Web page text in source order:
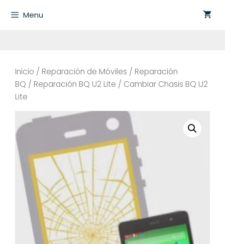
Menu
Inicio / Reparación de Móviles / Reparación
BQ / Reparación BQ U2 Lite / Cambiar Chasis BQ U2
Lite